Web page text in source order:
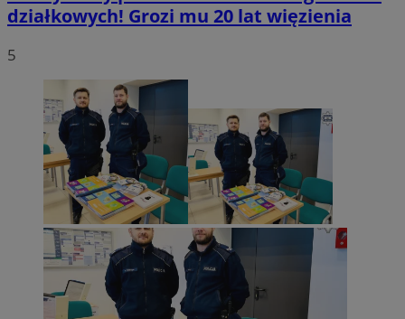
działkowych! Grozi mu 20 lat więzienia
5